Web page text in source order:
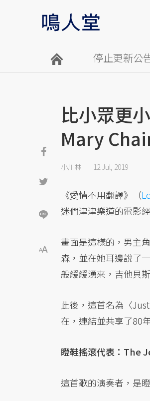
停止更新公
比小眾更
Mary
小川林 12 Jul, 2019
《愛情不用翻譯》（
迷們津津樂道的電影
畫面是這樣的，男主
森，並在她耳邊說了
般緩緩湧來，吉他貝
此後，這首名為〈
在，連結並共享了80
瞪鞋搖滾代表：The
這首歌的演奏者，是